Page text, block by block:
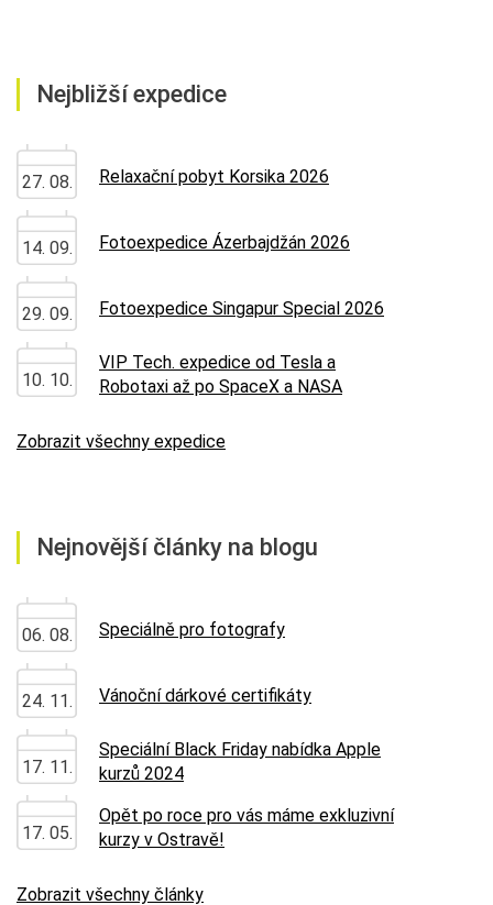
Nejbližší expedice
27. 08. Relaxační pobyt Korsika 2026
14. 09. Fotoexpedice Ázerbajdžán 2026
29. 09. Fotoexpedice Singapur Special 2026
10. 10.
VIP Tech. expedice od Tesla a
Robotaxi až po SpaceX a NASA
Zobrazit všechny expedice
Nejnovější články na blogu
06. 08. Speciálně pro fotografy
24. 11. Vánoční dárkové certifikáty
17. 11.
Speciální Black Friday nabídka Apple
kurzů 2024
17. 05.
Opět po roce pro vás máme exkluzivní
kurzy v Ostravě!
Zobrazit všechny články